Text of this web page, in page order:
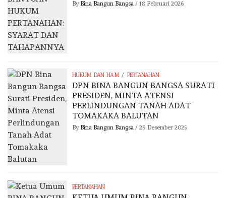
By Bina Bangun Bangsa / 18 Februari 2026
HUKUM DAN HAM / PERTANAHAN
DPN BINA BANGUN BANGSA SURATI
PRESIDEN, MINTA ATENSI
PERLINDUNGAN TANAH ADAT
TOMAKAKA BALUTAN
By Bina Bangun Bangsa / 29 Desember 2025
PERTANAHAN